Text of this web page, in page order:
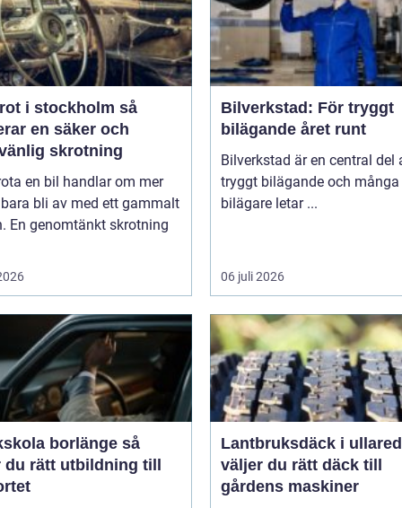
i stockholm så
en säker och
skrotning
en bil handlar om mer
bli av med ett gammalt
En genomtänkt skrotning
Bilverkstad: För tryggt
bilägande året runt
Bilverkstad är en central del
tryggt bilägande och många
bilägare letar ...
06 juli 2026
borlänge så
rätt utbildning till
Lantbruksdäck i ullared
väljer du rätt däck till
gårdens maskiner